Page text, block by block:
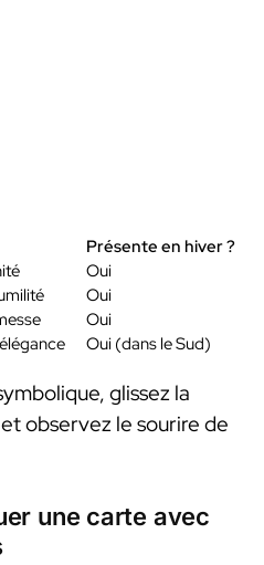
Présente en hiver ?
Oui
Oui
Oui
Oui (dans le Sud)
glissez la
observez le sourire de
une carte avec